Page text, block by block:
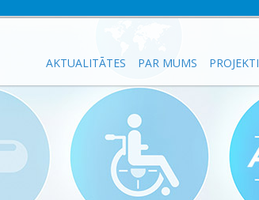
AKTUALITĀTES PAR MUMS PROJEKTI